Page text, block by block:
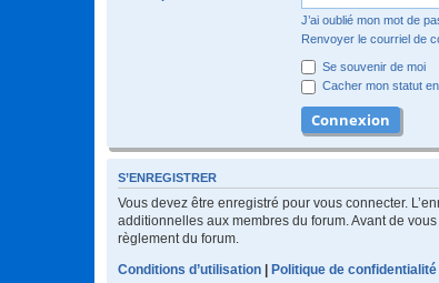
J’ai oublié mon mot de
Renvoyer le courriel de
Se souvenir de moi
Cacher mon statut
S’ENREGISTRER
Vous devez être enregistré pour vous connecter.
additionnelles aux membres du forum. Avant de
règlement du forum.
Conditions d’utilisation
Politique de confidentialité